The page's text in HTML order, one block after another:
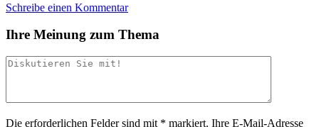
Schreibe einen Kommentar
Ihre Meinung zum Thema
Die erforderlichen Felder sind mit * markiert. Ihre E-Mail-Adresse